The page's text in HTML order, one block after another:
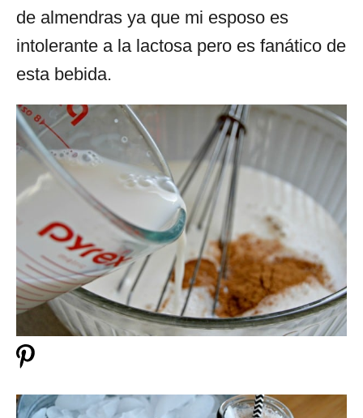
de almendras ya que mi esposo es
intolerante a la lactosa pero es fanático de
esta bebida.